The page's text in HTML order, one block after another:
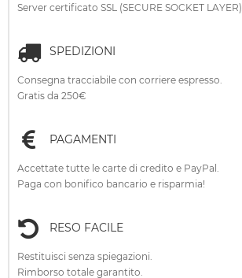
Server certificato SSL (SECURE SOCKET LAYER)
SPEDIZIONI
Consegna tracciabile con corriere espresso.
Gratis da 250€
PAGAMENTI
Accettate tutte le carte di credito e PayPal.
Paga con bonifico bancario e risparmia!
RESO FACILE
Restituisci senza spiegazioni.
Rimborso totale garantito.